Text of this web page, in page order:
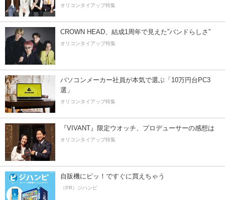
オリコンタイアップ特集
CROWN HEAD、結成1周年で見えた”バンドらしさ”
オリコンタイアップ特集
パソコンメーカー社員が本気で選ぶ「10万円台PC3
選」
オリコンタイアップ特集
『VIVANT』限定ウオッチ、プロデューサーの感想は
オリコンタイアップ特集
自販機にピッ！ですぐに買えちゃう
（PR）ジハンピ